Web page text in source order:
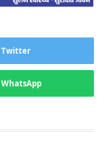
Twitter
WhatsApp